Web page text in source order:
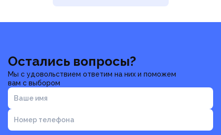
Остались вопросы?
Мы с удовольствием ответим на них и поможем
вам с выбором
Ваше имя
Номер телефона